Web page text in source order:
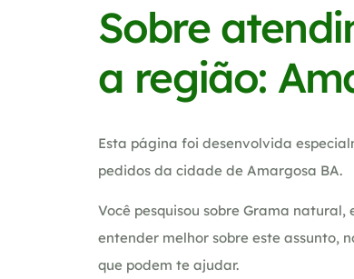
Sobre
a região:
Esta página foi desenvolvida
pedidos da cidade de Amargosa BA.
Você pesquisou sobre Grama natural,
entender melhor sobre este assunto,
que podem te ajudar.